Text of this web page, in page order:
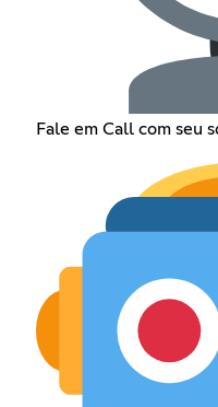
Fale em Call com seu